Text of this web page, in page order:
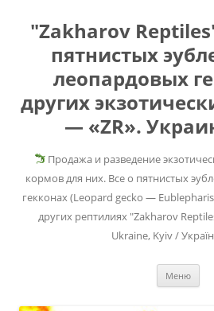
"Zakharov
пятнистых
леопардовых
других
— «ZR».
Продажа и разведение
кормов для них. Все о пятнистых
гекконах (Leopard gecko —
других рептилиях "Zakharov
Ukraine, Kyiv /
Меню